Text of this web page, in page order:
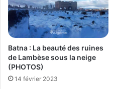
Batna : La beauté des ruines
de Lambèse sous la neige
(PHOTOS)
14 février 2023